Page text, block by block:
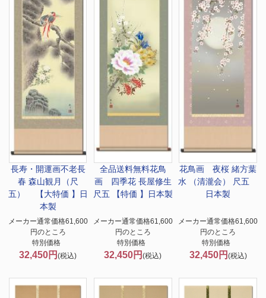
長寿・開運画不老長
春 森山観月（尺
五） 【大特価 】日
本製
メーカー通常価格61,600
円のところ
特別価格
32,450円(税込)
全品送料無料花鳥
画 四季花 長屋修生
尺五 【特価 】日本製
メーカー通常価格61,600
円のところ
特別価格
32,450円(税込)
花鳥画 夜桜 緒方葉
水 （清瀧会） 尺五
日本製
メーカー通常価格61,600
円のところ
特別価格
32,450円 (税込)